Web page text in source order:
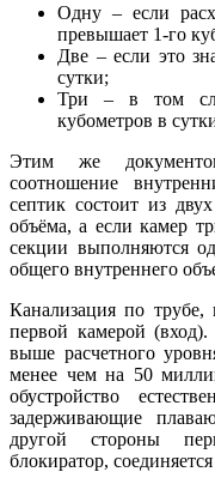
Одну – если
превышает 1-го
Две – если это
сутки;
Три – в том
кубометров в
Этим же
соотношение
септик состоит из
объёма, а если камер
секции выполняются
общего внутреннего
Канализация по трубе,
первой камерой
выше расчетного
менее чем на 50
обустройство
задерживающие
другой стороны
блокиратор,